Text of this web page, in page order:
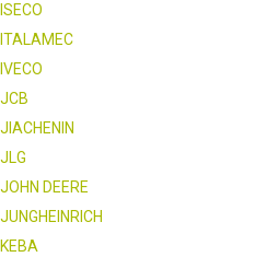
ISECO
ITALAMEC
IVECO
JCB
JIACHENIN
JLG
JOHN DEERE
JUNGHEINRICH
KEBA